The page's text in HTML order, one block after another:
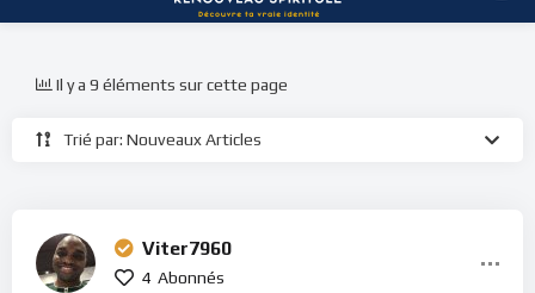
Trié par: Nouveaux Articles
Il y a 9 éléments sur cette page
Viter7960
4 Abonnés